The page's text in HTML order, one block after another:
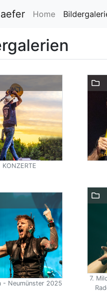
Home
KONZERTE
- Neumünster 2025
7.